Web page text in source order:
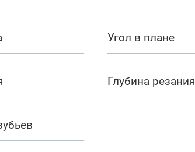
Угол в плане
Глубина резания